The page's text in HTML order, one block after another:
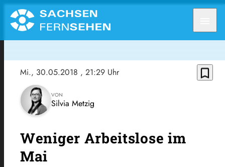
Mi., 30.05.2018 , 21:29 Uhr bookmark_border
VON
Silvia Metzig
Weniger Arbeitslose im
Mai